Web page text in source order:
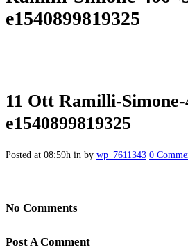
e1540899819325
11 Ott Ramilli-Simone-
e1540899819325
Posted at 08:59h in by wp_7611343 0
No Comments
Post A Comment